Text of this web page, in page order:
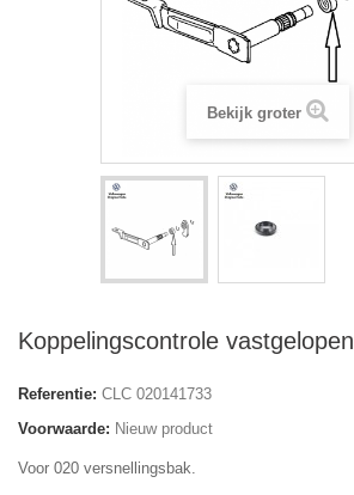
Bekijk groter
Koppelingscontrole vastgelopen
Referentie: CLC 020141733
Voorwaarde: Nieuw product
Voor 020 versnellingsbak.